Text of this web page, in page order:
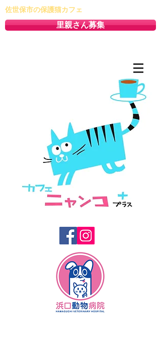
佐世保市の保護猫カフェ
里親さん募集